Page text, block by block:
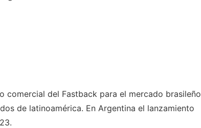
comercial del Fastback para el mercado brasileño
de latinoamérica. En Argentina el lanzamiento